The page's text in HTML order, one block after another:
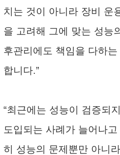
치는 것이 아니라 장비 운
을 고려해 그에 맞는 성능
후관리에도 책임을 다하
합니다.”
“최근에는 성능이 검증되
도입되는 사례가 늘어나
히 성능의 문제뿐만 아니